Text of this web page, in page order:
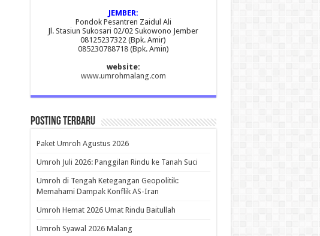
JEMBER:
Pondok Pesantren Zaidul Ali
Jl. Stasiun Sukosari 02/02 Sukowono Jember
08125237322 (Bpk. Amir)
085230788718 (Bpk. Amin)
website:
www.umrohmalang.com
Posting Terbaru
Paket Umroh Agustus 2026
Umroh Juli 2026: Panggilan Rindu ke Tanah Suci
Umroh di Tengah Ketegangan Geopolitik:
Memahami Dampak Konflik AS-Iran
Umroh Hemat 2026 Umat Rindu Baitullah
Umroh Syawal 2026 Malang